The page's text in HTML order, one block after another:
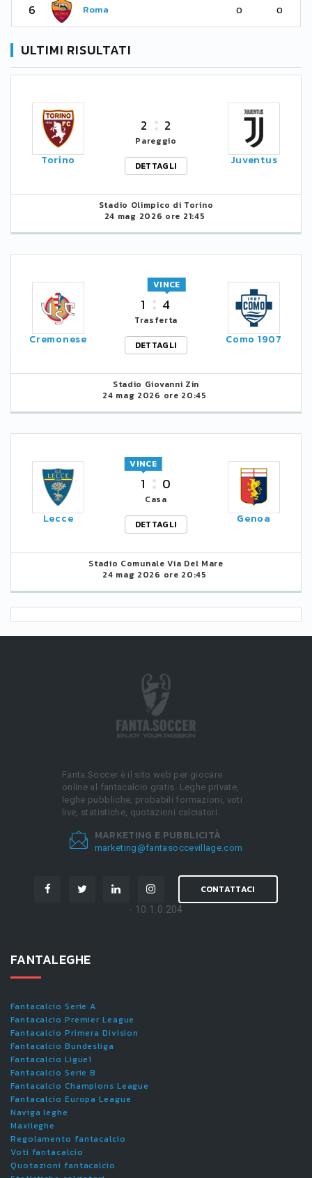
6 Roma 0 0
ULTIMI RISULTATI
Torino
2 2
Pareggio
DETTAGLI
Juventus
Stadio Olimpico di Torino
24 mag 2026 ore 21:45
Cremonese
1 4
VINCE
Trasferta
DETTAGLI
Como 1907
Stadio Giovanni Zin
24 mag 2026 ore 20:45
Lecce
1
VINCE
0
Casa
DETTAGLI
Genoa
Stadio Comunale Via Del Mare
24 mag 2026 ore 20:45
Fanta.Soccer è il sito web per giocare
online al fantacalcio gratis. Leghe private,
leghe pubbliche, probabili formazioni, voti
live, statistiche, quotazioni calciatori.
MARKETING E PUBBLICITÀ
marketing@fantasoccevillage.com
CONTATTACI
- 10.1.0.204
FANTALEGHE
Fantacalcio Serie A
Fantacalcio Premier League
Fantacalcio Primera Division
Fantacalcio Bundesliga
Fantacalcio Ligue1
Fantacalcio Serie B
Fantacalcio Champions League
Fantacalcio Europa League
Naviga leghe
Maxileghe
Regolamento fantacalcio
Voti fantacalcio
Quotazioni fantacalcio